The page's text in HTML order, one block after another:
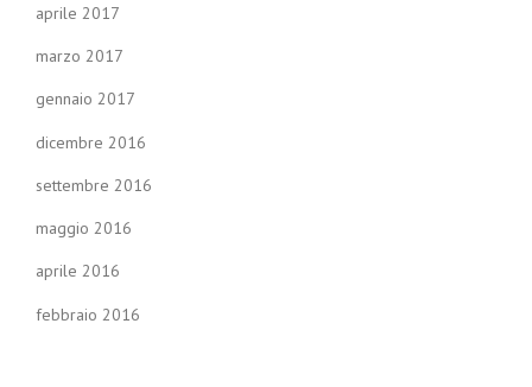
aprile 2017
marzo 2017
gennaio 2017
dicembre 2016
settembre 2016
maggio 2016
aprile 2016
febbraio 2016